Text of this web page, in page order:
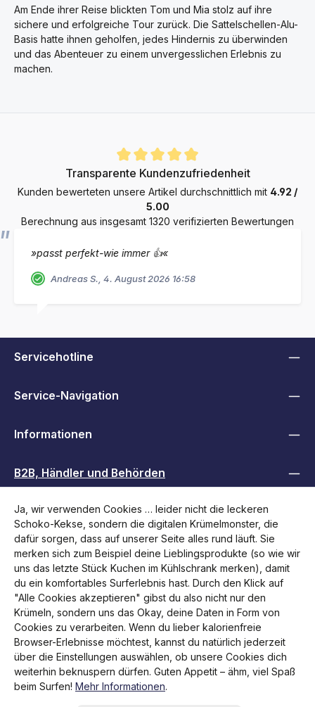
Am Ende ihrer Reise blickten Tom und Mia stolz auf ihre
sichere und erfolgreiche Tour zurück. Die Sattelschellen-Alu-
Basis hatte ihnen geholfen, jedes Hindernis zu überwinden
und das Abenteuer zu einem unvergesslichen Erlebnis zu
machen.
Durchschnittliche Bewertung von 4.9 von 5 Sternen
Transparente Kundenzufriedenheit
Kunden bewerteten unsere Artikel durchschnittlich mit 4.92 /
5.00
Berechnung aus insgesamt 1320 verifizierten Bewertungen
»passt perfekt-wie immer 👍«
Andreas S., 4. August 2026 16:58
Servicehotline
Service-Navigation
Informationen
B2B, Händler und Behörden
Folge uns
Alle Preise inkl. gesetzl. Mehrwertsteuer zzgl.
Ja, wir verwenden Cookies … leider nicht die leckeren
Schoko-Kekse, sondern die digitalen Krümelmonster, die
dafür sorgen, dass auf unserer Seite alles rund läuft. Sie
merken sich zum Beispiel deine Lieblingsprodukte (so wie wir
uns das letzte Stück Kuchen im Kühlschrank merken), damit
du ein komfortables Surferlebnis hast. Durch den Klick auf
"Alle Cookies akzeptieren" gibst du also nicht nur den
Krümeln, sondern uns das Okay, deine Daten in Form von
Cookies zu verarbeiten. Wenn du lieber kalorienfreie
Browser-Erlebnisse möchtest, kannst du natürlich jederzeit
über die Einstellungen auswählen, ob unsere Cookies dich
weiterhin beknuspern dürfen. Guten Appetit – ähm, viel Spaß
beim Surfen! Mehr Informationen.